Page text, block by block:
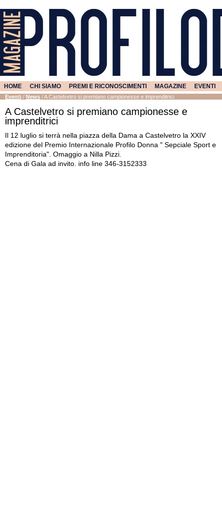
HOME CHI SIAMO PREMI E RICONOSCIMENTI MAGAZINE EVENTI
Eventi / News /A Castelvetro si premiano campionesse e imprenditrici
A Castelvetro si premiano campionesse e
imprenditrici
Il 12 luglio si terrà nella piazza della Dama a Castelvetro la XXIV
edizione del Premio Internazionale Profilo Donna " Sepciale Sport e
Imprenditoria". Omaggio a Nilla Pizzi.
Cena di Gala ad invito. info line 346-3152333